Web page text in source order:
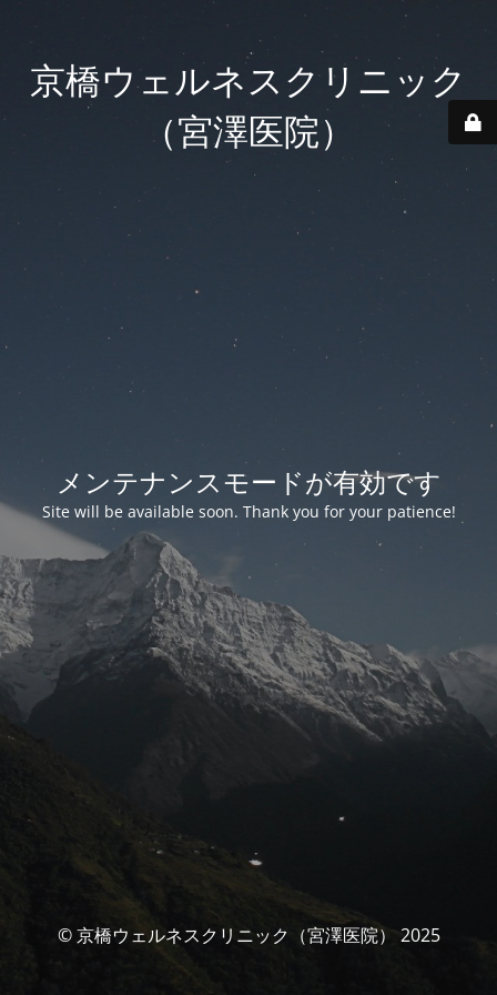
京橋ウェルネスクリニック
（宮澤医院）
メンテナンスモードが有効です
Site will be available soon. Thank you for your patience!
© 京橋ウェルネスクリニック（宮澤医院） 2025